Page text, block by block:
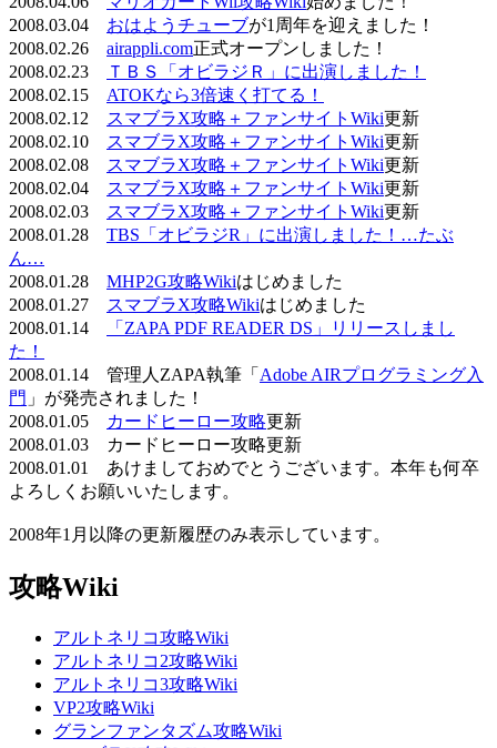
2008.03.04 おはようチューブが1周年を迎えました！
2008.02.26 airappli.com正式オープンしました！
2008.02.23
ＴＢＳ「オビラジＲ」に出演しました！
2008.02.15 ATOKなら3倍速く打てる！
2008.02.12
スマブラX攻略＋ファンサイトWiki更新
2008.02.10
スマブラX攻略＋ファンサイトWiki更新
2008.02.08
スマブラX攻略＋ファンサイトWiki更新
2008.02.04
スマブラX攻略＋ファンサイトWiki更新
2008.02.03
スマブラX攻略＋ファンサイトWiki更新
2008.01.28 TBS「オビラジR」に出演しました！…たぶ
ん…
2008.01.28 MHP2G攻略Wikiはじめました
2008.01.27
スマブラX攻略Wikiはじめました
2008.01.14
「ZAPA PDF READER DS」リリースしまし
た！
2008.01.14 管理人ZAPA執筆「 Adobe AIRプログラミング入
門 」が発売されました！
2008.01.05
カードヒーロー攻略更新
2008.01.03 カードヒーロー攻略更新
2008.01.01 あけましておめでとうございます。本年も何卒
よろしくお願いいたします。
2008年1月以降の更新履歴のみ表示しています。
攻略Wiki
アルトネリコ攻略Wiki
アルトネリコ2攻略Wiki
アルトネリコ3攻略Wiki
VP2攻略Wiki
グランファンタズム攻略Wiki